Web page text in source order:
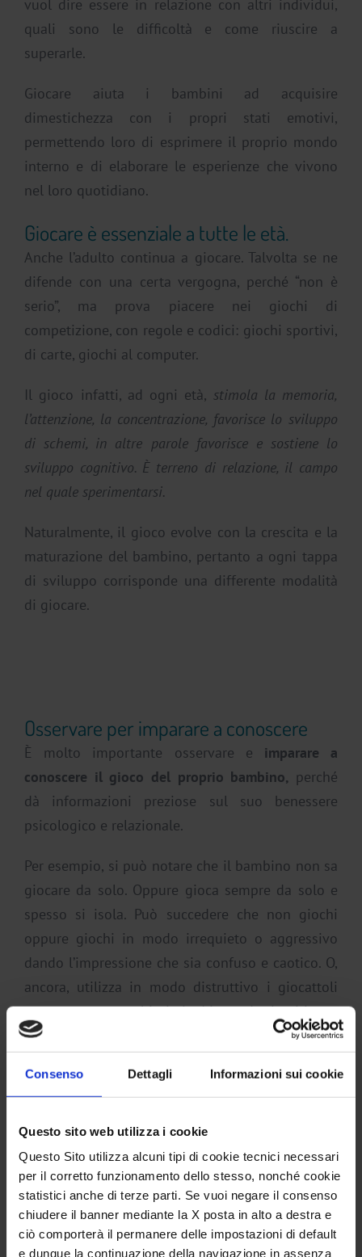
Consenso Dettagli Informazioni sui cookie
Questo sito web utilizza i cookie
Questo Sito utilizza alcuni tipi di cookie tecnici necessari
per il corretto funzionamento dello stesso, nonché cookie
statistici anche di terze parti. Se vuoi negare il consenso
chiudere il banner mediante la X posta in alto a destra e
ciò comporterà il permanere delle impostazioni di default
e dunque la continuazione della navigazione in assenza
vuol dire essere in relazione con altri individui,
quali sono le difficoltà e come riuscire a
superarle.
Giocare aiuta i bambini ad acquisire
dimestichezza con i propri stati emotivi,
permettendo loro di esprimere il proprio mondo
interno e di elaborare le esperienze che vivono
nel loro quotidiano.
Giocare è essenziale a tutte le età.
Anche l’adulto continua a giocare. Talvolta se ne
difende con una certa vergogna, perché “non è
serio”, ma prova piacere nei giochi di
competizione, con regole e codici: giochi sportivi,
di carte, giochi al computer.
Il gioco infatti, ad ogni età, stimola la memoria,
l’attenzione, la concentrazione, favorisce lo sviluppo
di schemi, in altre parole favorisce e sostiene lo
sviluppo cognitivo. È terreno di relazione, il campo
nel quale sperimentarsi.
Naturalmente, il gioco evolve con la crescita e la
maturazione del bambino, pertanto a ogni tappa
di sviluppo corrisponde una differente modalità
di giocare.
Osservare per imparare a conoscere
È molto importante osservare e imparare a
conoscere il gioco del proprio bambino, perché
dà informazioni preziose sul suo benessere
psicologico e relazionale.
Per esempio, si può notare che il bambino non sa
giocare da solo. Oppure gioca sempre da solo e
spesso si isola. Può succedere che non giochi
oppure giochi in modo irrequieto o aggressivo
dando l’impressione che sia confuso e caotico. O,
ancora, utilizza in modo distruttivo i giocattoli
oppure ne usa pochissimi ed in modo ripetitivo.
Questi esempi ci aiutano a capire che se tuo
figlio non gioca con piacere, o non gioca del
tutto, oppure si arrabbia di frequente, si chiude in
sé stesso, si isola, è confuso, significa che
qualcosa lo mette o disagio e sta esprimendo
qualcosa che non va.
In questi casi è molto utile rivolgersi a uno
psicoterapeuta dell’età evolutiva , per